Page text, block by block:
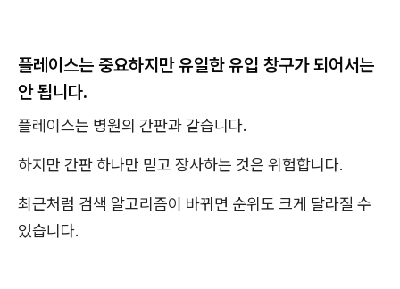
플레이스는 중요하지만 유일한 유입 창구가 되어서는
안 됩니다.
플레이스는 병원의 간판과 같습니다.
하지만 간판 하나만 믿고 장사하는 것은 위험합니다.
최근처럼 검색 알고리즘이 바뀌면 순위도 크게 달라질 수
있습니다.